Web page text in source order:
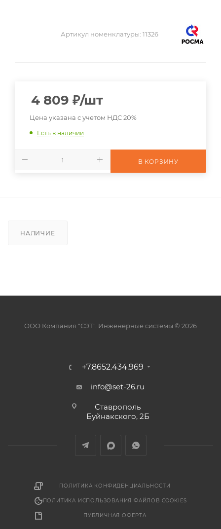
Артикул номенклатуры: 11326
4 809 ₽/шт
Цена указана с учетом НДС 20%
Есть в наличии
В КОРЗИНУ
НАЛИЧИЕ
ООО Компания "СЭТ". Инженерные системы © 2026
+7.8652.434.969
info@set-26.ru
Ставрополь
Буйнакского, 2Б
ПОЛИТИКА КОНФИДЕНЦИАЛЬНОСТИ
ПОЛИТИКА ИСПОЛЬЗОВАНИЯ ФАЙЛОВ COOKIES
ПУБЛИЧНАЯ ОФЕРТА